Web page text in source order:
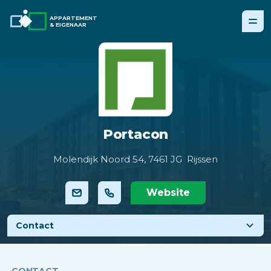
APPARTEMENT
& EIGENAAR
Portacon
Molendijk Noord 54, 7461 JG Rijssen
Website
Contact